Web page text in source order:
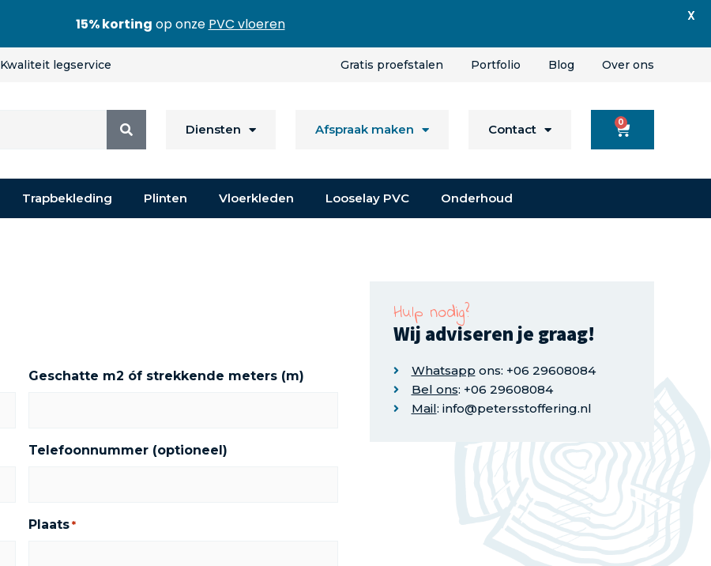
Kwaliteit legservice Gratis proefstalen Portfolio Blog Over ons
Diensten Afspraak maken Contact 0
Trapbekleding Plinten Vloerkleden Looselay PVC Onderhoud
Geschatte m2 óf strekkende meters (m)
Telefoonnummer (optioneel)
Plaats *
Hulp nodig?
Wij adviseren je graag!
Whatsapp ons: +06 29608084
Bel ons: +06 29608084
Mail: info@petersstoffering.nl
15% korting op onze PVC vloeren X